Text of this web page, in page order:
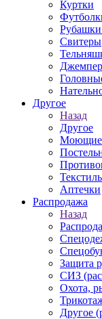
Куртки
Свитеры
Другое
Назад
Другое
Моющие
Аптечки
Распродажа
Назад
Защита
СИЗ
Охота,
Другое